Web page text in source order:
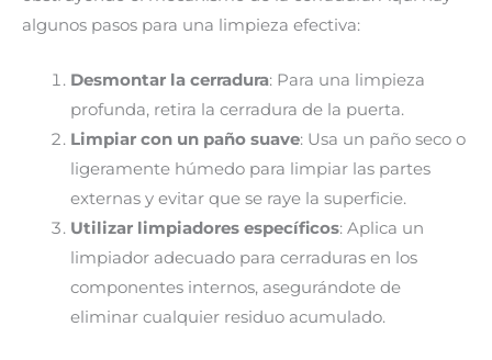
algunos pasos para una limpieza efectiva:
Desmontar la cerradura: Para una limpieza
profunda, retira la cerradura de la puerta.
Limpiar con un paño suave: Usa un paño seco o
ligeramente húmedo para limpiar las partes
externas y evitar que se raye la superficie.
Utilizar limpiadores específicos: Aplica un
limpiador adecuado para cerraduras en los
componentes internos, asegurándote de
eliminar cualquier residuo acumulado.